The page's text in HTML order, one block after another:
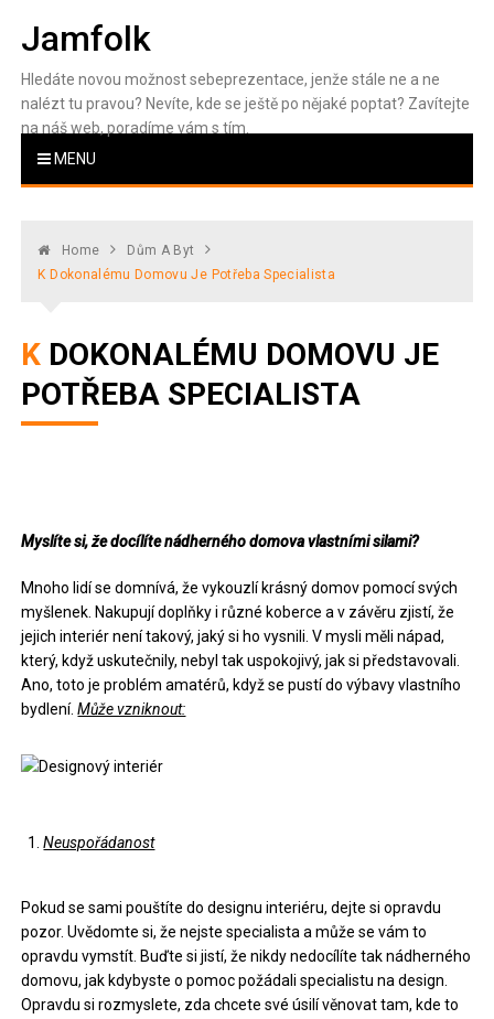
Jamfolk
Hledáte novou možnost sebeprezentace, jenže stále ne a ne
nalézt tu pravou? Nevíte, kde se ještě po nějaké poptat? Zavítejte
na náš web, poradíme vám s tím.
MENU
Home
Dům A Byt
K Dokonalému Domovu Je Potřeba Specialista
K DOKONALÉMU DOMOVU JE
POTŘEBA SPECIALISTA
Myslíte si, že docílíte nádherného domova vlastními silami?
Mnoho lidí se domnívá, že vykouzlí krásný domov pomocí svých
myšlenek. Nakupují doplňky i různé koberce a v závěru zjistí, že
jejich interiér není takový, jaký si ho vysnili. V mysli měli nápad,
který, když uskutečnily, nebyl tak uspokojivý, jak si představovali.
Ano, toto je problém amatérů, když se pustí do výbavy vlastního
bydlení.Může vzniknout:
Neuspořádanost
Pokud se sami pouštíte do designu interiéru, dejte si opravdu
pozor. Uvědomte si, že nejste specialista a může se vám to
opravdu vymstít. Buďte si jistí, že nikdy nedocílíte tak nádherného
domovu, jak kdybyste o pomoc požádali specialistu na design.
Opravdu si rozmyslete, zda chcete své úsilí věnovat tam, kde to